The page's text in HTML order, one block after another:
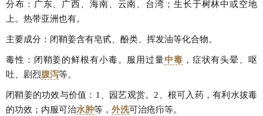
分布：广东、广西、海南、云南、台湾；生长于树林中或空地
上。热带亚洲也有。
主要成分：闭鞘姜含有皂甙、酚类、挥发油等化合物。
毒性：闭鞘姜的鲜根有小毒。服用过量中毒 ，症状有头晕、呕
吐、剧烈腹泻等。
闭鞘姜的功效与价值：1、园艺观赏。2、根可入药，有利水拔毒
的功效；内服可治水肿等， 外洗可治疮疖等。